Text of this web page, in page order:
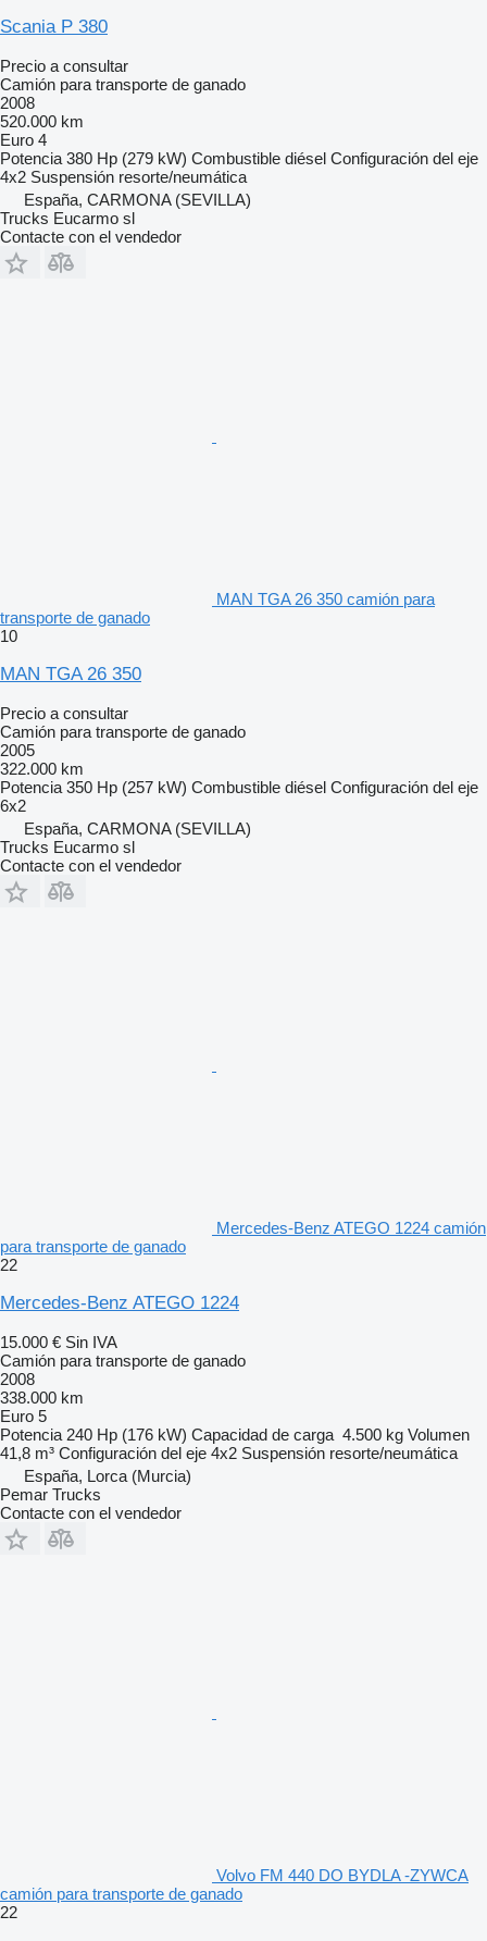
Scania P 380
Precio a consultar
Camión para transporte de ganado
2008
520.000 km
Euro 4
Potencia 380 Hp (279 kW) Combustible diésel Configuración del eje
4x2 Suspensión resorte/neumática
España, CARMONA (SEVILLA)
Trucks Eucarmo sl
Contacte con el vendedor
MAN TGA 26 350 camión para
transporte de ganado
10
MAN TGA 26 350
Precio a consultar
Camión para transporte de ganado
2005
322.000 km
Potencia 350 Hp (257 kW) Combustible diésel Configuración del eje
6x2
España, CARMONA (SEVILLA)
Trucks Eucarmo sl
Contacte con el vendedor
Mercedes-Benz ATEGO 1224 camión
para transporte de ganado
22
Mercedes-Benz ATEGO 1224
15.000 € Sin IVA
Camión para transporte de ganado
2008
338.000 km
Euro 5
Potencia 240 Hp (176 kW) Capacidad de carga 4.500 kg Volumen
41,8 m³ Configuración del eje 4x2 Suspensión resorte/neumática
España, Lorca (Murcia)
Pemar Trucks
Contacte con el vendedor
Volvo FM 440 DO BYDLA -ZYWCA
camión para transporte de ganado
22